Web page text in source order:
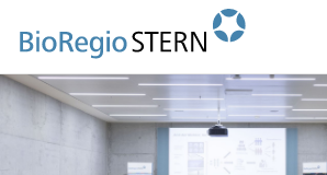
zum
Inhalt